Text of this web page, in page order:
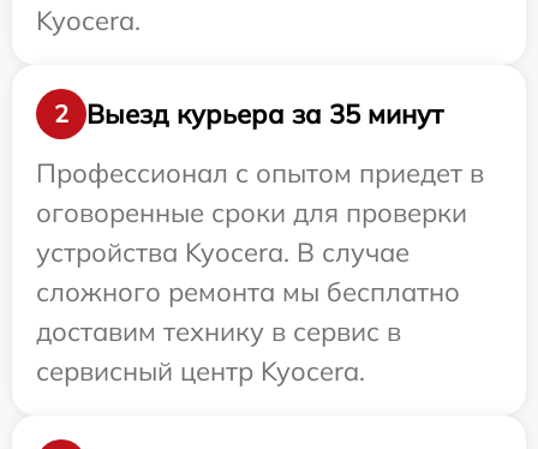
Kyocera.
2
Выезд курьера за 35 минут
Профессионал с опытом приедет в
оговоренные сроки для проверки
устройства Kyocera. В случае
сложного ремонта мы бесплатно
доставим технику в сервис в
сервисный центр Kyocera.